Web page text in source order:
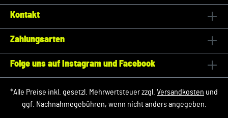
Kontakt
Zahlungsarten
Folge uns auf Instagram und Facebook
*Alle Preise inkl. gesetzl. Mehrwertsteuer zzgl. Versandkosten und
ggf. Nachnahmegebühren, wenn nicht anders angegeben.